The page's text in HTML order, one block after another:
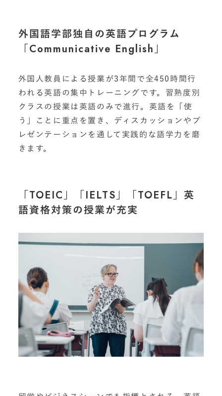
外国語学部独自の英語プログラム
「Communicative English」
外国人教員による授業が3年間で全450時間行
われる英語の集中トレーニングです。習熟度別
クラスの授業は英語のみで進行。英語を「使
う」ことに重点を置き、ディスカッションやプ
レゼンテーションを通して実践的な語学力を磨
きます。
「TOEIC」「IELTS」「TOEFL」英
語資格対策の授業が充実